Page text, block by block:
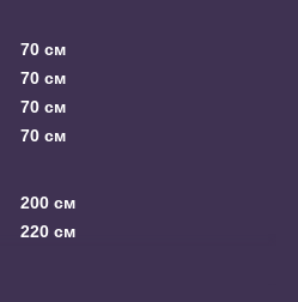
70 см
70 см
70 см
70 см
200 см
220 см